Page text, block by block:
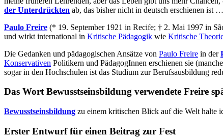
der Unterdrückten ab, das bisher nicht in deutsch erschienen ist …
Paulo Freire (* 19. September 1921 in Recife; † 2. Mai 1997 in
und wirkt international in Kritische Pädagogik wie Kritische
Die Gedanken und pädagogischen Ansätze von Paulo Freire in der
Konservativen Politikern und PädagogInnen erschienen sie
sogar in den Hochschulen ist das Studium zur Berufsausbildung
Das Wort Bewusstseinsbildung verwendete Freire
Bewusstseinsbildung zu einem kritischen Blick auf die Welt halte
Erster Entwurf für einen Beitrag zur Fest